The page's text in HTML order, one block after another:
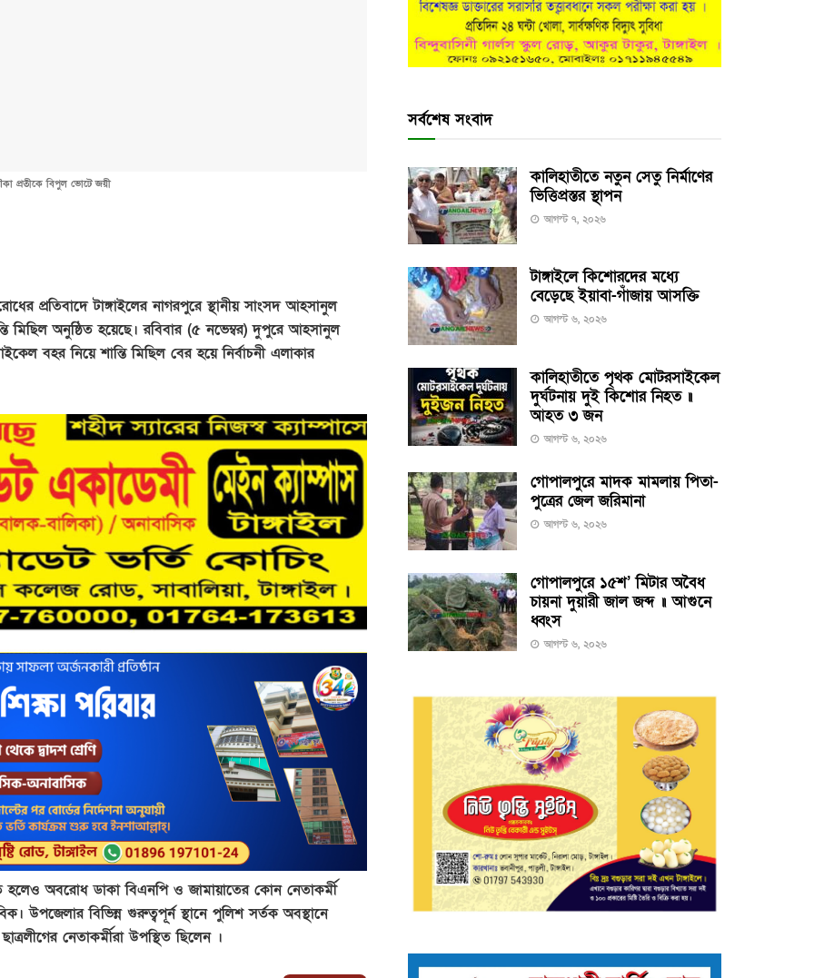
প্রতীকে বিপুল ভোটে জয়ী
প্রতিবাদে টাঙ্গাইলের নাগরপুরে স্থানীয় সাংসদ আহসানুল
মিছিল অনুষ্ঠিত হয়েছে। রবিবার (৫ নভেম্বর) দুপুরে আহসানুল
বহর নিয়ে শান্তি মিছিল বের হয়ে নির্বাচনী এলাকার
হলেও অবরোধ ডাকা বিএনপি ও জামায়াতের কোন নেতাকর্মী
উপজেলার বিভিন্ন গুরুত্বপূর্ন স্থানে পুলিশ সর্তক অবস্থানে
নেতাকর্মীরা উপস্থিত ছিলেন ।
সর্বশেষ সংবাদ
কালিহাতীতে নতুন সেতু নির্মাণের
ভিত্তিপ্রস্তর স্থাপন
আগস্ট ৭, ২০২৬
টাঙ্গাইলে কিশোরদের মধ্যে
বেড়েছে ইয়াবা-গাঁজায় আসক্তি
আগস্ট ৬, ২০২৬
কালিহাতীতে পৃথক মোটরসাইকেল
দুর্ঘটনায় দুই কিশোর নিহত ॥
আহত ৩ জন
আগস্ট ৬, ২০২৬
গোপালপুরে মাদক মামলায় পিতা-
পুত্রের জেল জরিমানা
আগস্ট ৬, ২০২৬
গোপালপুরে ১৫শ’ মিটার অবৈধ
চায়না দুয়ারী জাল জব্দ ॥ আগুনে
ধ্বংস
আগস্ট ৬, ২০২৬